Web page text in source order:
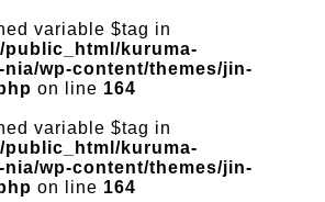
variable $tag in
public_html/kuruma-
nia/wp-content/themes/jin-
on line 164
variable $tag in
public_html/kuruma-
nia/wp-content/themes/jin-
on line 164